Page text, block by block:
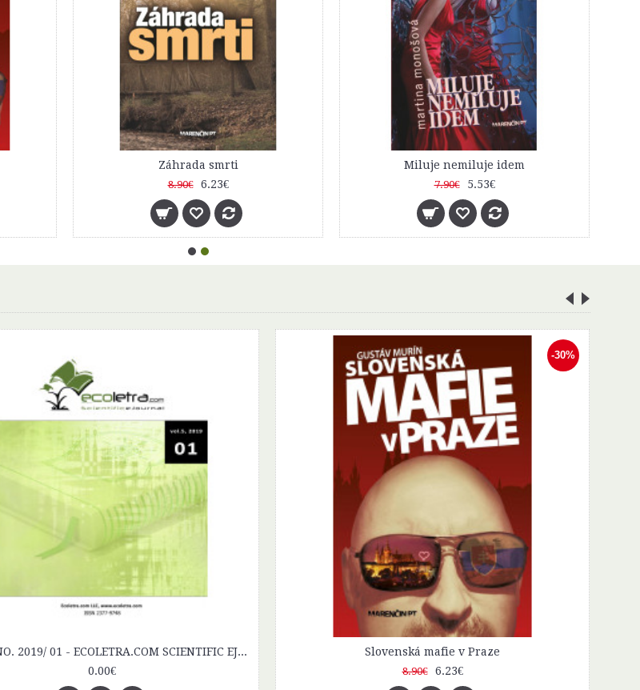
Slovenská mafie v Praze
8.90€ 6.23€
Záhrada smrti
8.90€ 6.23€
Drevené nosné prvky
2.95€
-30%
Záhrada smrti
8.90€ 6.23€